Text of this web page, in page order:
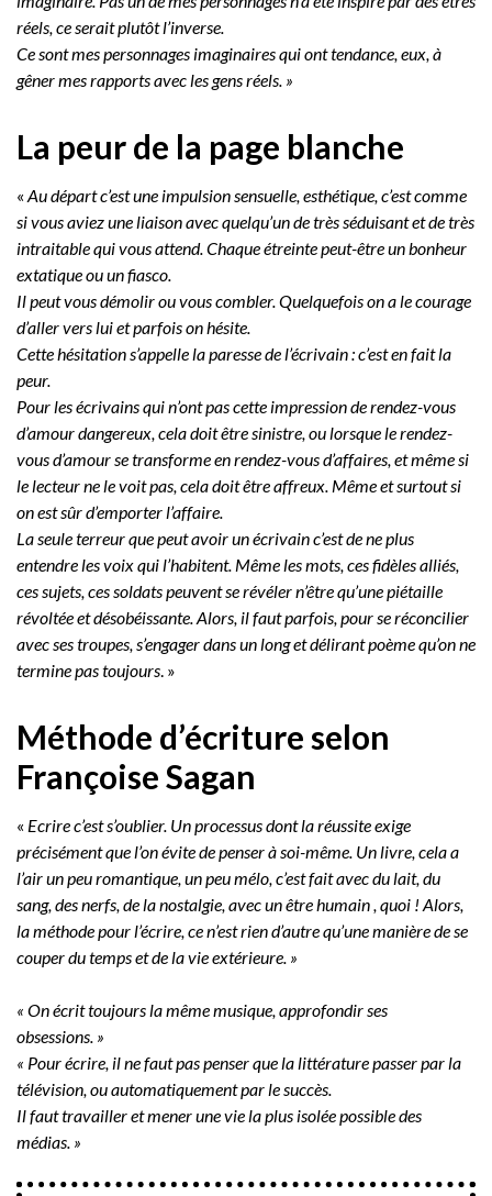
réels, ce serait plutôt l’inverse.
Ce sont mes personnages imaginaires qui ont tendance, eux, à
gêner mes rapports avec les gens réels. »
La peur de la page blanche
« Au départ c’est une impulsion sensuelle, esthétique, c’est comme
si vous aviez une liaison avec quelqu’un de très séduisant et de très
intraitable qui vous attend. Chaque étreinte peut-être un bonheur
extatique ou un fiasco.
Il peut vous démolir ou vous combler. Quelquefois on a le courage
d’aller vers lui et parfois on hésite.
Cette hésitation s’appelle la paresse de l’écrivain : c’est en fait la
peur.
Pour les écrivains qui n’ont pas cette impression de rendez-vous
d’amour dangereux, cela doit être sinistre, ou lorsque le rendez-
vous d’amour se transforme en rendez-vous d’affaires, et même si
le lecteur ne le voit pas, cela doit être affreux. Même et surtout si
on est sûr d’emporter l’affaire.
La seule terreur que peut avoir un écrivain c’est de ne plus
entendre les voix qui l’habitent. Même les mots, ces fidèles alliés,
ces sujets, ces soldats peuvent se révéler n’être qu’une piétaille
révoltée et désobéissante. Alors, il faut parfois, pour se réconcilier
avec ses troupes, s’engager dans un long et délirant poème qu’on ne
termine pas toujours. »
Méthode d’écriture selon
Françoise Sagan
« Ecrire c’est s’oublier. Un processus dont la réussite exige
précisément que l’on évite de penser à soi-même. Un livre, cela a
l’air un peu romantique, un peu mélo, c’est fait avec du lait, du
sang, des nerfs, de la nostalgie, avec un être humain , quoi ! Alors,
la méthode pour l’écrire, ce n’est rien d’autre qu’une manière de se
couper du temps et de la vie extérieure. »
« On écrit toujours la même musique, approfondir ses
obsessions. »
« Pour écrire, il ne faut pas penser que la littérature passer par la
télévision, ou automatiquement par le succès.
Il faut travailler et mener une vie la plus isolée possible des
médias. »